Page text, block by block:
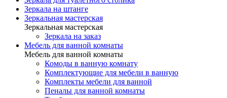
Зеркала на штанге
Зеркальная мастерская
Зеркальная мастерская
Зеркала на заказ
Мебель для ванной комнаты
Мебель для ванной комнаты
Комоды в ванную комнату
Комплектующие для мебели в ванную
Комплекты мебели для ванной
Пеналы для ванной комнаты